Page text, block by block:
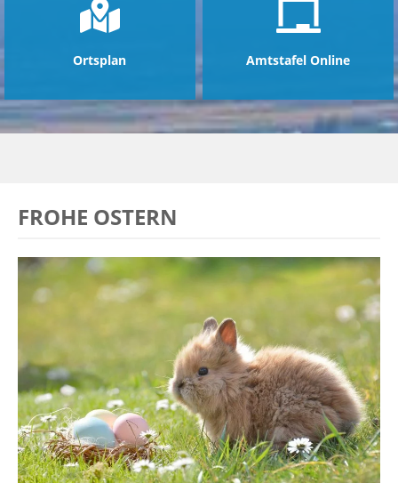
Ortsplan Amtstafel Online
FROHE OSTERN